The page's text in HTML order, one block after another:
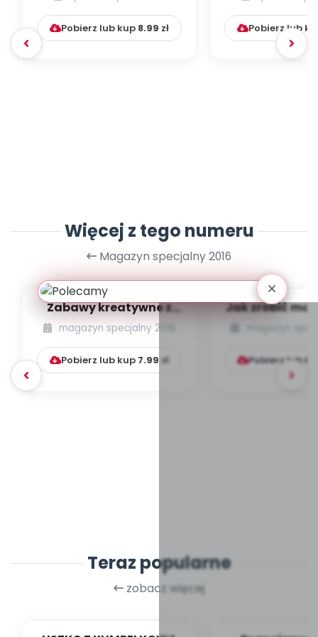
Pobierz lub kup 8.99 zł Pobierz lub
Więcej z tego numeru
Magazyn specjalny 2016
Zabawy kreatywne z
Alpino
magazyn specjalny 2016
Pobierz lub kup 7.99 zł
Jak zrobić
Pobierz lub
Teraz popularne
zobacz więcej